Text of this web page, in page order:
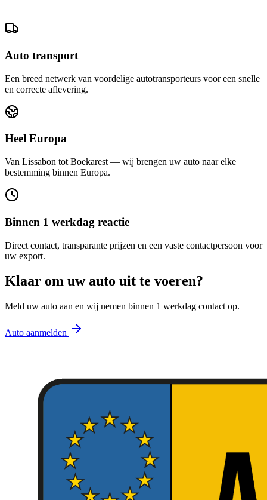
Auto transport
Een breed netwerk van voordelige autotransporteurs voor een snelle
en correcte aflevering.
Heel Europa
Van Lissabon tot Boekarest — wij brengen uw auto naar elke
bestemming binnen Europa.
Binnen 1 werkdag reactie
Direct contact, transparante prijzen en een vaste contactpersoon voor
uw export.
Klaar om uw auto uit te voeren?
Meld uw auto aan en wij nemen binnen 1 werkdag contact op.
Auto aanmelden